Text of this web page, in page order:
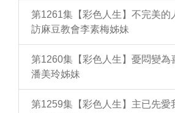
第1261集【彩色人生】不完美的
訪麻豆教會李素梅姊妹
第1260集【彩色人生】憂悶變為
潘美玲姊妹
第1259集【彩色人生】主已先愛